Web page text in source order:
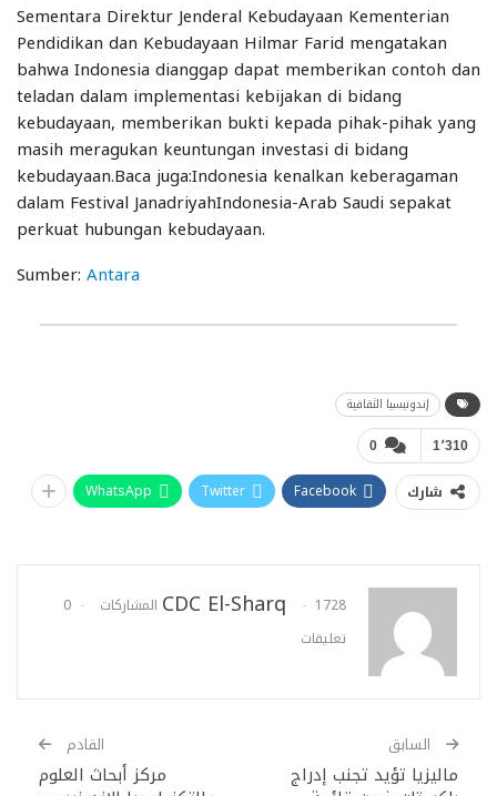
Sementara Direktur Jenderal Kebudayaan Kementerian
Pendidikan dan Kebudayaan Hilmar Farid mengatakan
bahwa Indonesia dianggap dapat memberikan contoh dan
teladan dalam implementasi kebijakan di bidang
kebudayaan, memberikan bukti kepada pihak-pihak yang
masih meragukan keuntungan investasi di bidang
kebudayaan.Baca juga:Indonesia kenalkan keberagaman
dalam Festival Janadriyah​​​​​​​Indonesia-Arab Saudi sepakat
perkuat hubungan kebudayaan​​​​​​​.
Sumber: Antara
إندونيسيا الثقافية
0 1٬310
شارك Facebook
Twitter
WhatsApp
CDC El-Sharq 1728 المشاركات
0
تعليقات
السابق
ماليزيا تؤيد تجنب إدراج
القادم
مركز أبحاث العلوم